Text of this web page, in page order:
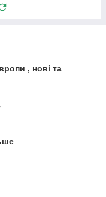
, нові та